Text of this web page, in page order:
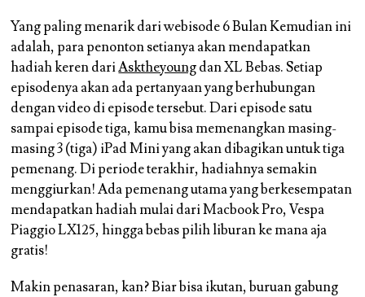
Yang paling menarik dari webisode 6 Bulan Kemudian ini
adalah, para penonton setianya akan mendapatkan
hadiah keren dariAsktheyoungdan XL Bebas. Setiap
episodenya akan ada pertanyaan yang berhubungan
dengan video di episode tersebut. Dari episode satu
sampai episode tiga, kamu bisa memenangkan masing-
masing 3 (tiga) iPad Mini yang akan dibagikan untuk tiga
pemenang. Di periode terakhir, hadiahnya semakin
menggiurkan! Ada pemenang utama yang berkesempatan
mendapatkan hadiah mulai dari Macbook Pro, Vespa
Piaggio LX125, hingga bebas pilih liburan ke mana aja
gratis!
Makin penasaran, kan? Biar bisa ikutan, buruan gabung